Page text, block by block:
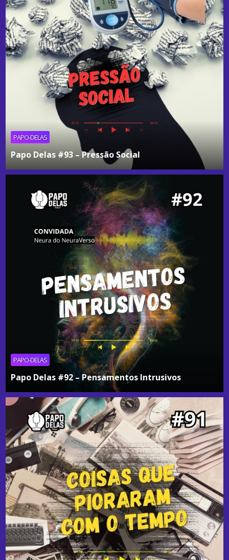
PAPO-DELAS
Papo Delas #93 – Pressão Social
PAPO-DELAS
Papo Delas #92 – Pensamentos Intrusivos